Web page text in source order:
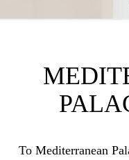
Το Mediterranean